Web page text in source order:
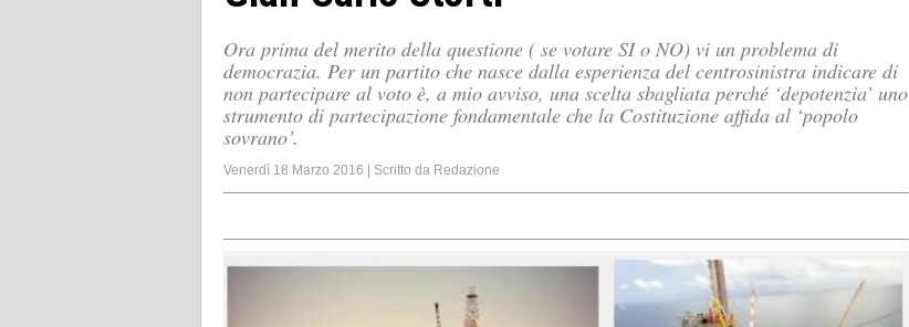
Ora prima del merito della questione ( se votare SI o NO) vi un problema di
democrazia. Per un partito che nasce dalla esperienza del centrosinistra indicare di
non partecipare al voto è, a mio avviso, una scelta sbagliata perché ‘depotenzia’ uno
strumento di partecipazione fondamentale che la Costituzione affida al ‘popolo
sovrano’.
Venerdì 18 Marzo 2016 | Scritto da Redazione